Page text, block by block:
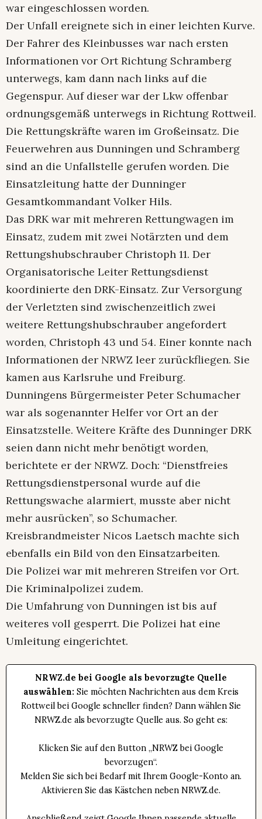
war eingeschlossen worden.
Der Unfall ereignete sich in einer leichten Kurve.
Der Fahrer des Kleinbusses war nach ersten
Informationen vor Ort Richtung Schramberg
unterwegs, kam dann nach links auf die
Gegenspur. Auf dieser war der Lkw offenbar
ordnungsgemäß unterwegs in Richtung Rottweil.
Die Rettungskräfte waren im Großeinsatz. Die
Feuerwehren aus Dunningen und Schramberg
sind an die Unfallstelle gerufen worden. Die
Einsatzleitung hatte der Dunninger
Gesamtkommandant Volker Hils.
Das DRK war mit mehreren Rettungwagen im
Einsatz, zudem mit zwei Notärzten und dem
Rettungshubschrauber Christoph 11. Der
Organisatorische Leiter Rettungsdienst
koordinierte den DRK-Einsatz. Zur Versorgung
der Verletzten sind zwischenzeitlich zwei
weitere Rettungshubschrauber angefordert
worden, Christoph 43 und 54. Einer konnte nach
Informationen der NRWZ leer zurückfliegen. Sie
kamen aus Karlsruhe und Freiburg.
Dunningens Bürgermeister Peter Schumacher
war als sogenannter Helfer vor Ort an der
Einsatzstelle. Weitere Kräfte des Dunninger DRK
seien dann nicht mehr benötigt worden,
berichtete er der NRWZ. Doch: “Dienstfreies
Rettungsdienstpersonal wurde auf die
Rettungswache alarmiert, musste aber nicht
mehr ausrücken”, so Schumacher.
Kreisbrandmeister Nicos Laetsch machte sich
ebenfalls ein Bild von den Einsatzarbeiten.
Die Polizei war mit mehreren Streifen vor Ort.
Die Kriminalpolizei zudem.
Die Umfahrung von Dunningen ist bis auf
weiteres voll gesperrt. Die Polizei hat eine
Umleitung eingerichtet.
NRWZ.de bei Google als bevorzugte Quelle
auswählen: Sie möchten Nachrichten aus dem Kreis
Rottweil bei Google schneller finden? Dann wählen Sie
NRWZ.de als bevorzugte Quelle aus. So geht es:
Klicken Sie auf den Button „NRWZ bei Google
bevorzugen“.
Melden Sie sich bei Bedarf mit Ihrem Google-Konto an.
Aktivieren Sie das Kästchen neben NRWZ.de.